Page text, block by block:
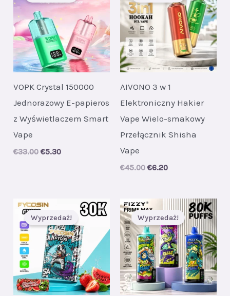
VOPK Crystal 150000
Jednorazowy E-papieros
z Wyświetlaczem Smart
Vape
€33.00 Original
€5.30Current
AIVONO 3 w 1
Elektroniczny Hakier
Vape Wielo-smakowy
Przełącznik Shisha
Vape
€45.00 Original
€45.00.
€6.20Current
€6.20.
Wyprzedaż! Wyprzedaż!